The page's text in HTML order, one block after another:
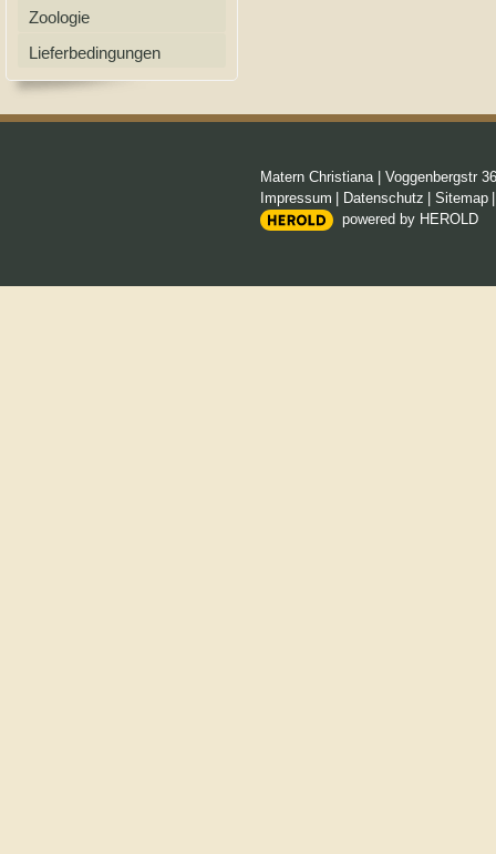
Zoologie
Lieferbedingungen
Matern Christiana| Voggenbergstr 36
Impressum
Datenschutz Sitemap
powered by HEROLD